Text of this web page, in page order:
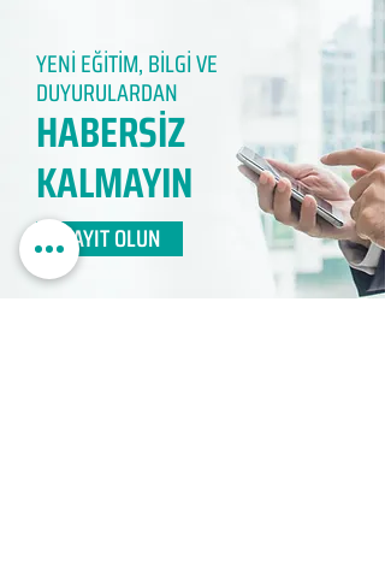
YENİ EĞİTİM, BİLGİ VE
DUYURULARDAN
HABERSİZ
KALMAYIN​
KAYIT OLUN